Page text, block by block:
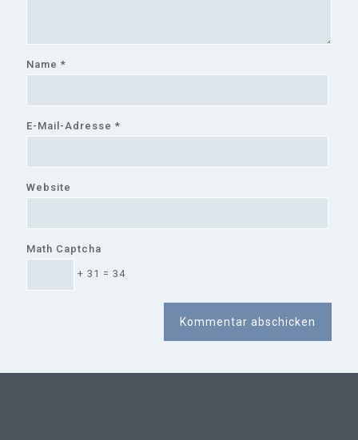
Name *
E-Mail-Adresse *
Website
Math Captcha
+ 31 = 34